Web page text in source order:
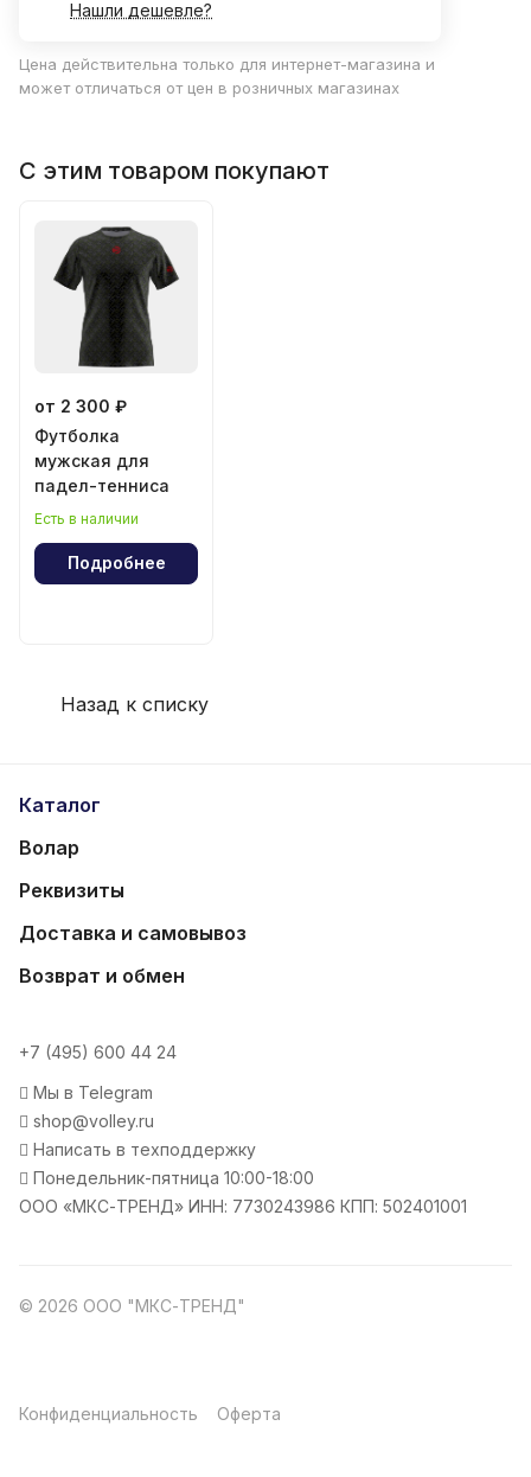
Нашли дешевле?
Цена действительна только для интернет-магазина и
может отличаться от цен в розничных магазинах
С этим товаром покупают
от 2 300 ₽
Футболка
мужская для
падел-тенниса
Есть в наличии
Подробнее
Назад к списку
Каталог
Волар
Реквизиты
Доставка и самовывоз
Возврат и обмен
+7 (495) 600 44 24
Мы в Telegram
shop@volley.ru
Написать в техподдержку
Понедельник-пятница 10:00-18:00
ООО «МКС-ТРЕНД» ИНН: 7730243986 КПП: 502401001
© 2026 ООО "МКС-ТРЕНД"
Конфиденциальность Оферта